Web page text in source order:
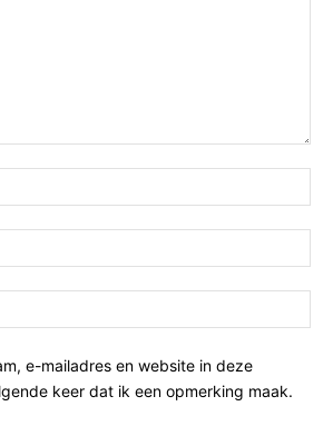
e-mailadres en website in deze
keer dat ik een opmerking maak.